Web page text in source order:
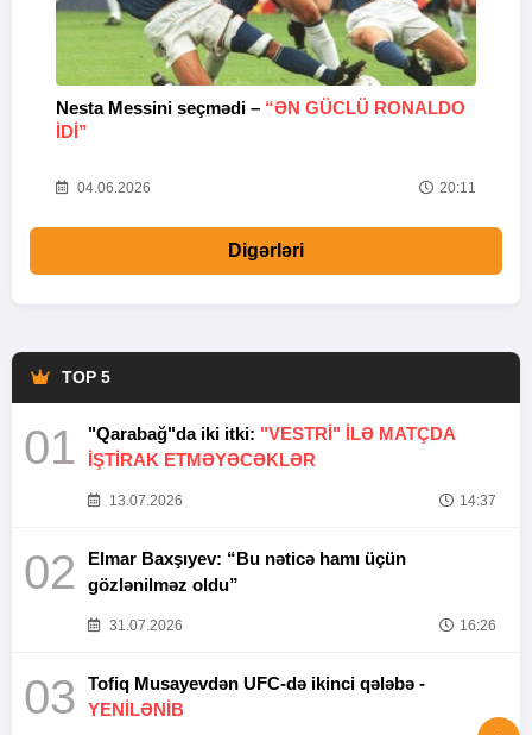
Nesta Messini seçmədi – “ƏN GÜCLÜ RONALDO
IDI”
04.06.2026 20:11
Digərləri
TOP 5
01 "Qarabağ"da iki itki: "VESTRİ" İLƏ MATÇDA
İŞTİRAK ETMƏYƏCƏKLƏR
13.07.2026 14:37
02
Elmar Baxşıyev: “Bu nəticə hamı üçün
gözlənilməz oldu”
31.07.2026 16:26
03
Tofiq Musayevdən UFC-də ikinci qələbə -
YENİLƏNİB